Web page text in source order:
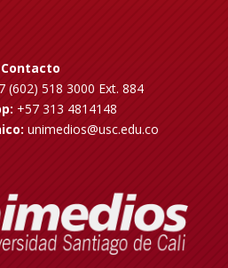
Contacto
(602) 518 3000 Ext. 884
+57 313 4814148
unimedios@usc.edu.co